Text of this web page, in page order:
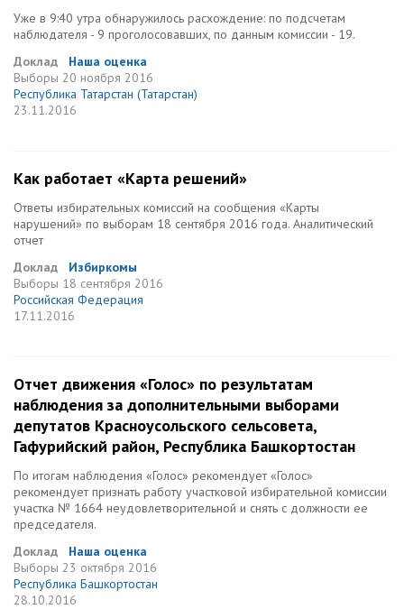
Уже в 9:40 утра обнаружилось расхождение: по подсчетам
наблюдателя - 9 проголосовавших, по данным комиссии - 19.
Доклад
Наша оценка
Выборы 20 ноября 2016
Республика Татарстан (Татарстан)
23.11.2016
Как работает «Карта решений»
Ответы избирательных комиссий на сообщения «Карты
нарушений» по выборам 18 сентября 2016 года. Аналитический
отчет
Доклад
Избиркомы
Выборы 18 сентября 2016
Российская Федерация
17.11.2016
Отчет движения «Голос» по результатам
наблюдения за дополнительными выборами
депутатов Красноусольского сельсовета,
Гафурийский район, Республика Башкортостан
По итогам наблюдения «Голос» рекомендует «Голос»
рекомендует признать работу участковой избирательной комиссии
участка № 1664 неудовлетворительной и снять с должности ее
председателя.
Доклад
Наша оценка
Выборы 23 октября 2016
Республика Башкортостан
28.10.2016